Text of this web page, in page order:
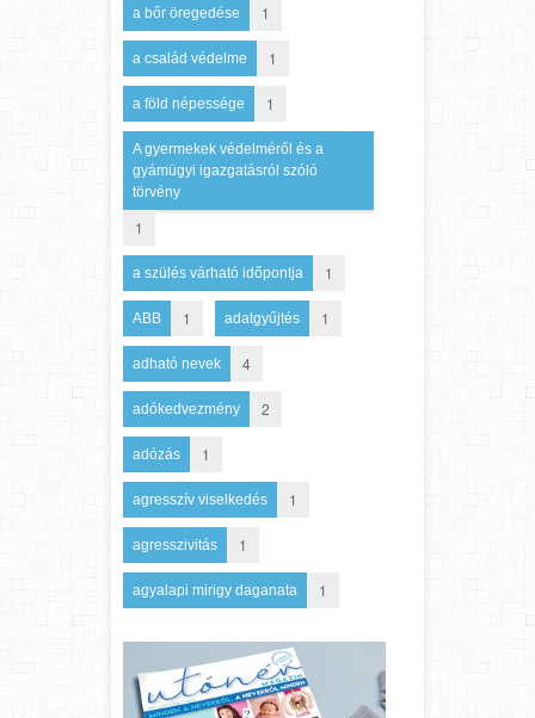
a bőr öregedése 1
a család védelme 1
a föld népessége 1
A gyermekek védelméről és a
gyámügyi igazgatásról szóló
törvény
1
a szülés várható időpontja 1
ABB 1 adatgyűjtés 1
adható nevek 4
adókedvezmény 2
adózás 1
agresszív viselkedés 1
agresszivitás 1
agyalapi mirigy daganata 1